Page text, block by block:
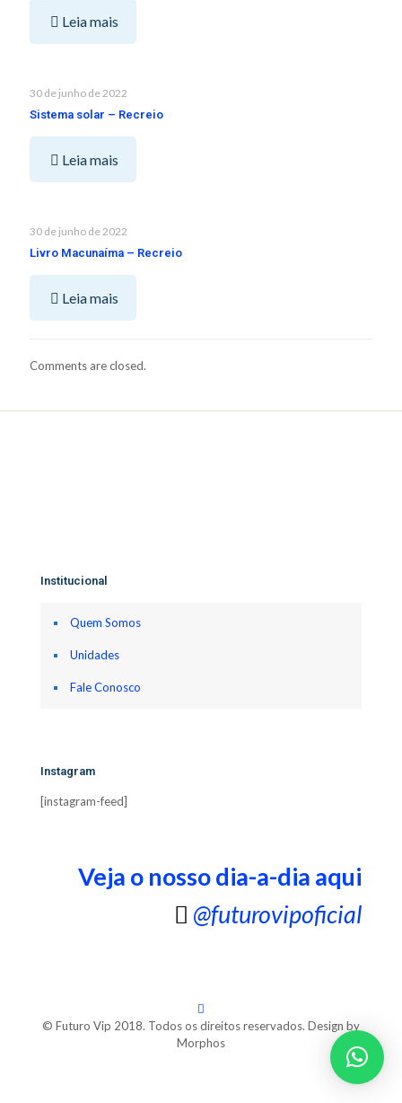
Leia mais
30 de junho de 2022
Sistema solar – Recreio
Leia mais
30 de junho de 2022
Livro Macunaíma – Recreio
Leia mais
Comments are closed.
Institucional
Quem Somos
Unidades
Fale Conosco
Instagram
[instagram-feed]
Veja o nosso dia-a-dia aqui
@futurovipoficial
© Futuro Vip 2018. Todos os direitos reservados. Design by
Morphos